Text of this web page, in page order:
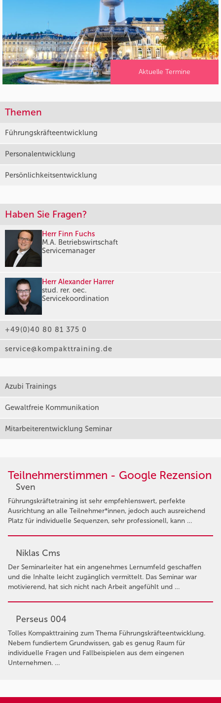
Aktuelle Termine
Themen
Führungskräfteentwicklung
Personalentwicklung
Persönlichkeitsentwicklung
Haben Sie Fragen?
Herr Finn Fuchs
M.A. Betriebswirtschaft
Servicemanager
Herr Alexander Harrer
stud. rer. oec.
Servicekoordination
+49(0)40 80 81 375 0
service@kompakttraining.de
Azubi Trainings
Gewaltfreie Kommunikation
Mitarbeiterentwicklung Seminar
Teilnehmerstimmen - Google Rezension
Sven
Führungskräftetraining ist sehr empfehlenswert, perfekte
Ausrichtung an alle Teilnehmer*innen, jedoch auch ausreichend
Platz für individuelle Sequenzen, sehr professionell, kann …
Niklas Cms
Der Seminarleiter hat ein angenehmes Lernumfeld geschaffen
und die Inhalte leicht zugänglich vermittelt. Das Seminar war
motivierend, hat sich nicht nach Arbeit angefühlt und …
Perseus 004
Tolles Kompakttraining zum Thema Führungskräfteentwicklung.
Nebem fundiertem Grundwissen, gab es genug Raum für
individuelle Fragen und Fallbeispielen aus dem eingenen
Unternehmen. …